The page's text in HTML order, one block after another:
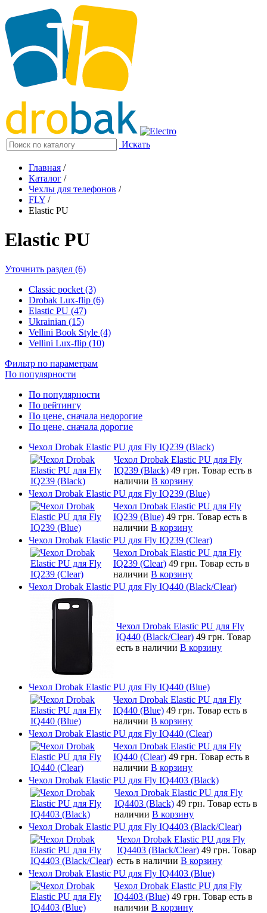
Искать
Главная /
Каталог /
Чехлы для телефонов /
FLY /
Elastic PU
Elastic PU
Уточнить раздел (6)
Classic pocket (3)
Drobak Lux-flip (6)
Elastic PU (47)
Ukrainian (15)
Vellini Book Style (4)
Vellini Lux-flip (10)
Фильтр по параметрам
По популярности
По популярности
По рейтингу
По цене, сначала недорогие
По цене, сначала дорогие
Чехол Drobak Elastic PU для Fly IQ239 (Black)
Чехол Drobak Elastic PU для Fly
IQ239 (Black) 49 грн. Товар есть в
наличии В корзину
Чехол Drobak Elastic PU для Fly IQ239 (Blue)
Чехол Drobak Elastic PU для Fly
IQ239 (Blue) 49 грн. Товар есть в
наличии В корзину
Чехол Drobak Elastic PU для Fly IQ239 (Clear)
Чехол Drobak Elastic PU для Fly
IQ239 (Clear) 49 грн. Товар есть в
наличии В корзину
Чехол Drobak Elastic PU для Fly IQ440 (Black/Clear)
Чехол Drobak Elastic PU для Fly
IQ440 (Black/Clear) 49 грн. Товар
есть в наличии В корзину
Чехол Drobak Elastic PU для Fly IQ440 (Blue)
Чехол Drobak Elastic PU для Fly
IQ440 (Blue) 49 грн. Товар есть в
наличии В корзину
Чехол Drobak Elastic PU для Fly IQ440 (Clear)
Чехол Drobak Elastic PU для Fly
IQ440 (Clear) 49 грн. Товар есть в
наличии В корзину
Чехол Drobak Elastic PU для Fly IQ4403 (Black)
Чехол Drobak Elastic PU для Fly
IQ4403 (Black) 49 грн. Товар есть в
наличии В корзину
Чехол Drobak Elastic PU для Fly IQ4403 (Black/Clear)
Чехол Drobak Elastic PU для Fly
IQ4403 (Black/Clear) 49 грн. Товар
есть в наличии В корзину
Чехол Drobak Elastic PU для Fly IQ4403 (Blue)
Чехол Drobak Elastic PU для Fly
IQ4403 (Blue) 49 грн. Товар есть в
наличии В корзину